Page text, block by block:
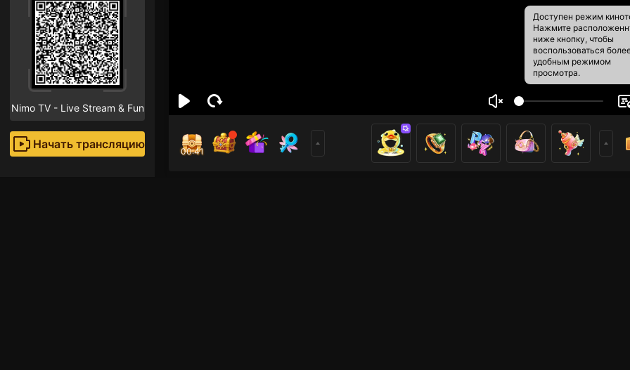
Nimo TV - Live Stream & Fun
Начать трансляцию
Доступен режим
Нажмите
ниже кнопку, чтобы
воспользоваться
удобным режимом
просмотра.
00:40